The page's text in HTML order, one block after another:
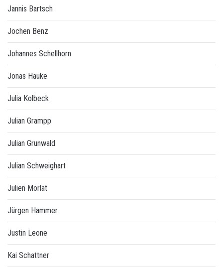
Jannis Bartsch
Jochen Benz
Johannes Schellhorn
Jonas Hauke
Julia Kolbeck
Julian Grampp
Julian Grunwald
Julian Schweighart
Julien Morlat
Jürgen Hammer
Justin Leone
Kai Schattner